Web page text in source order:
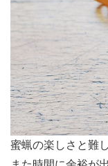
蜜蝋の楽しさと難